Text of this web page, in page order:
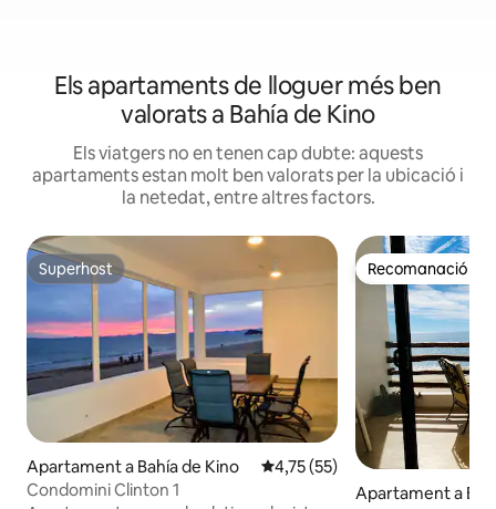
Els apartaments de lloguer més ben
valorats a Bahía de Kino
Els viatgers no en tenen cap dubte: aquests
apartaments estan molt ben valorats per la ubicació i
la netedat, entre altres factors.
Superhost
Superhost
Apartament a Bahía de Kino 4,75 de puntuació mitjana
4,75 (55)
Condomini Clinton 1
Recomanació
Recomanació
Apartament a